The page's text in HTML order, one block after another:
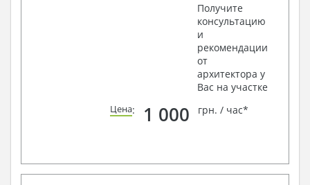
Получите
консультацию
и
рекомендации
от
архитектора у
Вас на участке
Цена: 1 000 грн. / час*